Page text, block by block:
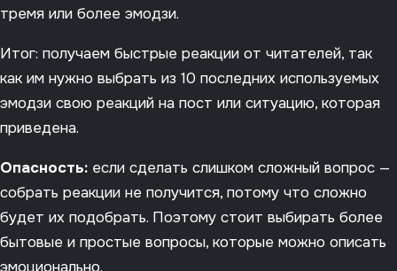
тремя или более эмодзи.
Итог: получаем быстрые реакции от читателей, так
как им нужно выбрать из 10 последних используемых
эмодзи свою реакций на пост или ситуацию, которая
приведена.
Опасность: если сделать слишком сложный вопрос —
собрать реакции не получится, потому что сложно
будет их подобрать. Поэтому стоит выбирать более
бытовые и простые вопросы, которые можно описать
эмоционально.